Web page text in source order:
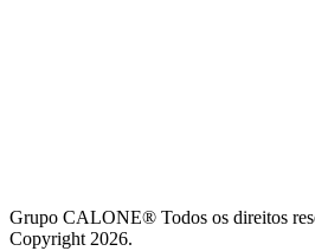
Grupo CALONE® Todos os direitos
Copyright 2026.